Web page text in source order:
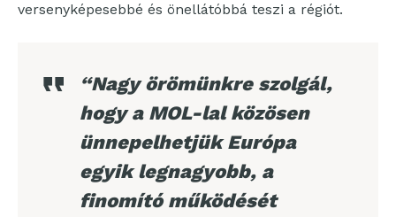
versenyképesebbé és önellátóbbá teszi a régiót.
“Nagy örömünkre szolgál,
hogy a MOL-lal közösen
ünnepelhetjük Európa
egyik legnagyobb, a
finomító működését